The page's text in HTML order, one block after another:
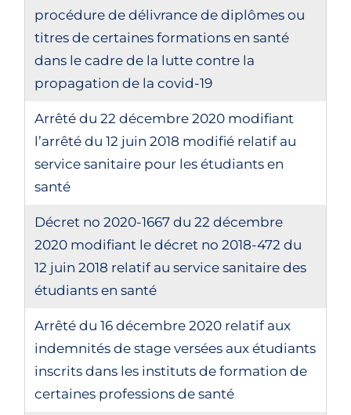
procédure de délivrance de diplômes ou
titres de certaines formations en santé
dans le cadre de la lutte contre la
propagation de la covid-19
Arrêté du 22 décembre 2020 modifiant
l’arrêté du 12 juin 2018 modifié relatif au
service sanitaire pour les étudiants en
santé
Décret no 2020-1667 du 22 décembre
2020 modifiant le décret no 2018-472 du
12 juin 2018 relatif au service sanitaire des
étudiants en santé
Arrêté du 16 décembre 2020 relatif aux
indemnités de stage versées aux étudiants
inscrits dans les instituts de formation de
certaines professions de santé